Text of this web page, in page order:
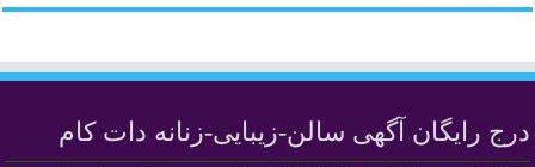
درج رایگان آگهی سالن-زیبایی-زنانه دات کام